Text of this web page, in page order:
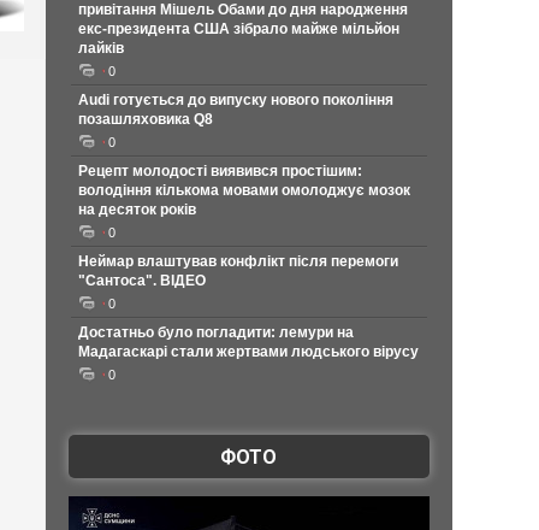
привітання Мішель Обами до дня народження
екс-президента США зібрало майже мільйон
лайків
0
Audi готується до випуску нового покоління
позашляховика Q8
0
Рецепт молодості виявився простішим:
володіння кількома мовами омолоджує мозок
на десяток років
0
Неймар влаштував конфлікт після перемоги
"Сантоса". ВІДЕО
0
Достатньо було погладити: лемури на
Мадагаскарі стали жертвами людського вірусу
0
ФОТО